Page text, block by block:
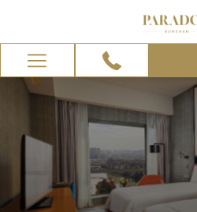
Hamburger
Menu